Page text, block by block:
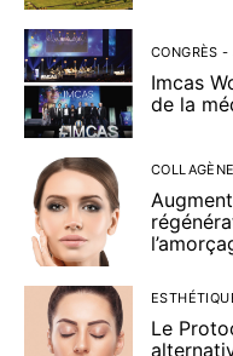
CONGRÈS -
Imcas
de la
COLLAGÈNE
Le